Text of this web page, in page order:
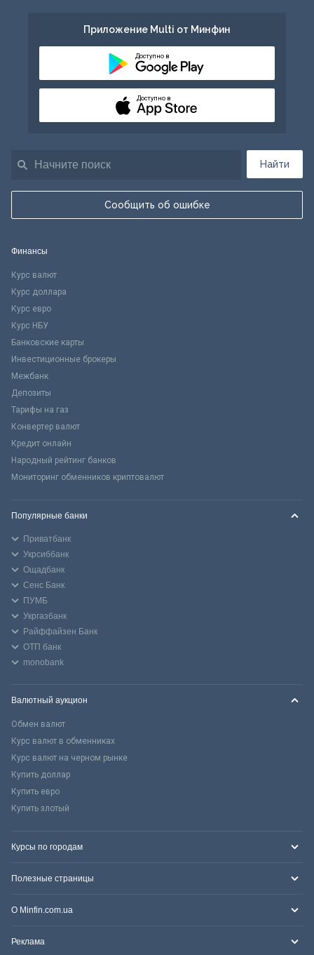
Найти
Сообщить об ошибке
Приложение Multi от Минфин
Доступно в
Доступно в
Финансы
Курс валют
Курс доллара
Курс евро
Курс НБУ
Банковские карты
Инвестиционные брокеры
Межбанк
Депозиты
Тарифы на газ
Конвертер валют
Кредит онлайн
Народный рейтинг банков
Мониторинг обменников криптовалют
Популярные банки
Приватбанк
Укрсиббанк
Ощадбанк
Сенс Банк
ПУМБ
Укргазбанк
Райффайзен Банк
ОТП банк
monobank
Валютный аукцион
Обмен валют
Курс валют в обменниках
Курс валют на черном рынке
Купить доллар
Купить евро
Купить злотый
Курсы по городам
Полезные страницы
О Minfin.com.ua
Реклама